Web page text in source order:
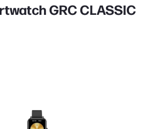
GRC CLASSIC